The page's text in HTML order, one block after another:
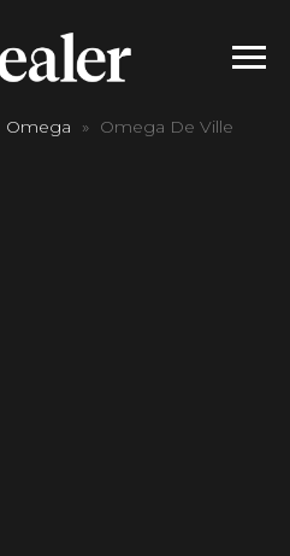
Omega
Omega De Ville